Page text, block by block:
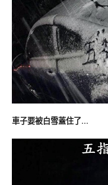
車子要被白雪蓋住了…